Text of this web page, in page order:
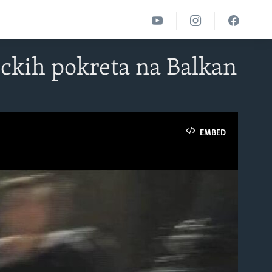
pokreta na Balkan
EMBED